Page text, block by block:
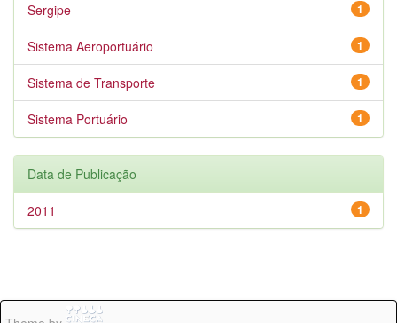
1
Sergipe
1
Sistema Aeroportuário
1
Sistema de Transporte
1
Sistema Portuário
Data de Publicação
1
2011